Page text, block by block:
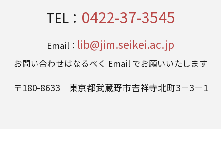
TEL： 0422-37-3545
Email： lib@jim.seikei.ac.jp
お問い合わせはなるべく Email でお願いいたします
〒180-8633 東京都武蔵野市吉祥寺北町3－3－1